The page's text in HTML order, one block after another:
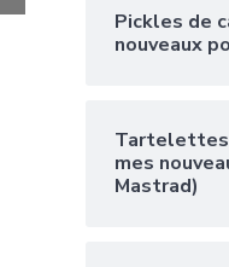
Pickles de
nouveaux
Tartelettes
mes
Mastrad)